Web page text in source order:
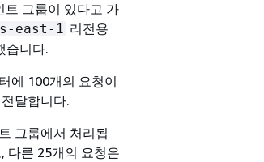
트 그룹이 있다고 가
east-1 리전용
습니다.
에 100개의 요청이
달합니다.
그룹에서 처리됩
다른 25개의 요청은